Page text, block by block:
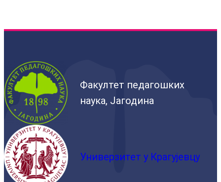
Факултет педагошких
наука, Јагодина
Универзитет у Крагујевцу